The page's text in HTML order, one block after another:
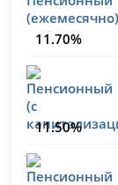
11.70%
11.50%